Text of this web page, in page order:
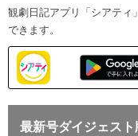
観劇日記アプリ「シアティ
できます。
最新号ダイジェスト